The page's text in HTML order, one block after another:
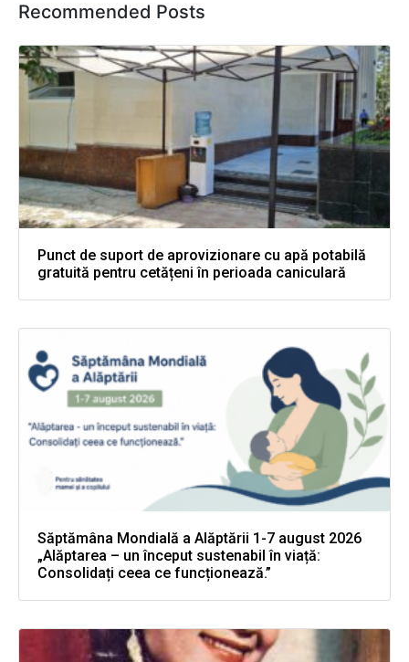
Recommended Posts
Punct de suport de aprovizionare cu apă potabilă
gratuită pentru cetățeni în perioada caniculară
Săptămâna Mondială a Alăptării 1-7 august 2026
„Alăptarea – un început sustenabil în viață:
Consolidați ceea ce funcționează.”